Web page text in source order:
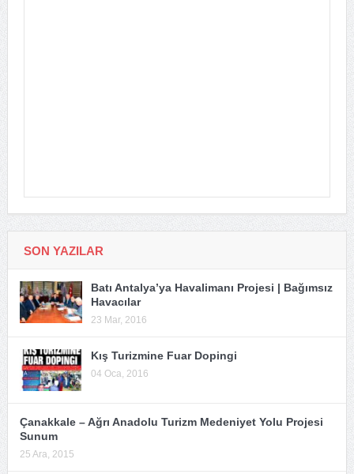
SON YAZILAR
Batı Antalya’ya Havalimanı Projesi | Bağımsız
Havacılar
23 Mar, 2016
Kış Turizmine Fuar Dopingi
04 Oca, 2016
Çanakkale – Ağrı Anadolu Turizm Medeniyet Yolu Projesi
Sunum
25 Ara, 2015